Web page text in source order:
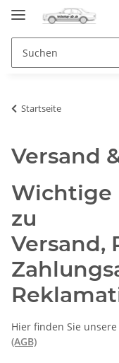
Startseite
Versand
Wichtige
zu
Versand,
Hier finden Sie unsere
(AGB)